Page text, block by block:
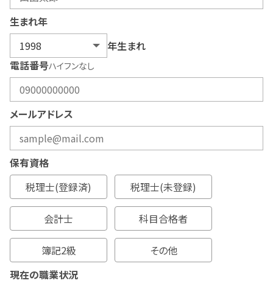
生まれ年
年生まれ
電話番号ハイフンなし
メールアドレス
保有資格
税理士(登録済)
税理士(未登録)
会計士 科目合格者
簿記2級
その他
現在の職業状況